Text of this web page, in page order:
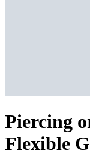
Piercing
Flexible